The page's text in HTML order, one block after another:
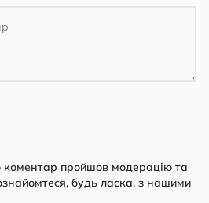
пройшов модерацію та
будь ласка, з нашими